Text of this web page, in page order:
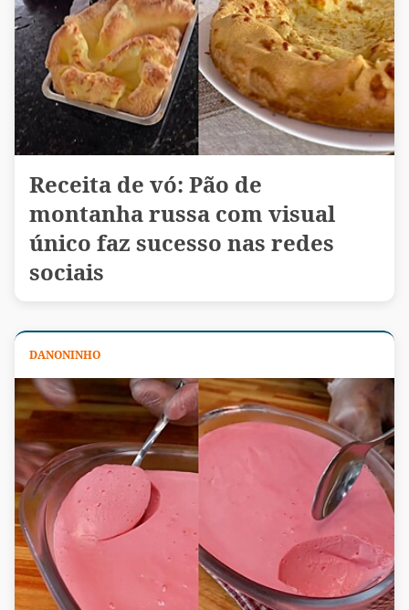
Receita de vó: Pão de
montanha russa com visual
único faz sucesso nas redes
sociais
DANONINHO